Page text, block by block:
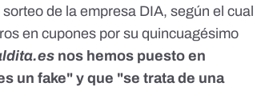
de la empresa DIA, según el cual
en cupones por su quincuagésimo
nos hemos puesto en
un fake" y que "se trata de una